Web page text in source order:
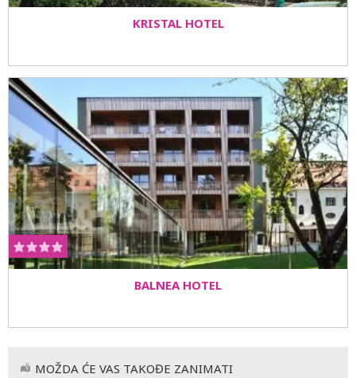
KRISTAL HOTEL
BALNEA HOTEL
MOŽDA ĆE VAS TAKOĐE ZANIMATI